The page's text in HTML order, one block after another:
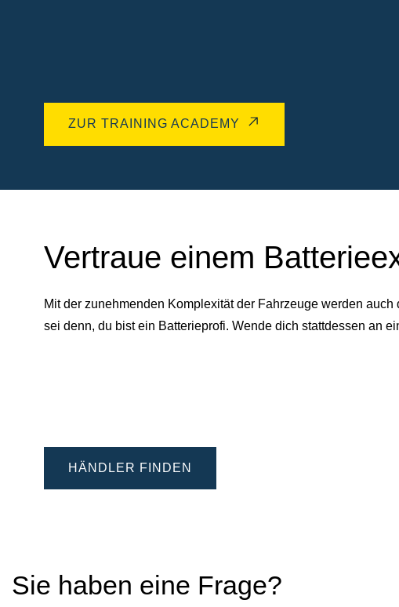
ZUR TRAINING ACADEMY
Vertraue einem
Mit der zunehmenden Komplexität der Fahrzeuge werden
sei denn, du bist ein Batterieprofi. Wende dich stattdessen an
HÄNDLER FINDEN
Sie haben eine Frage?